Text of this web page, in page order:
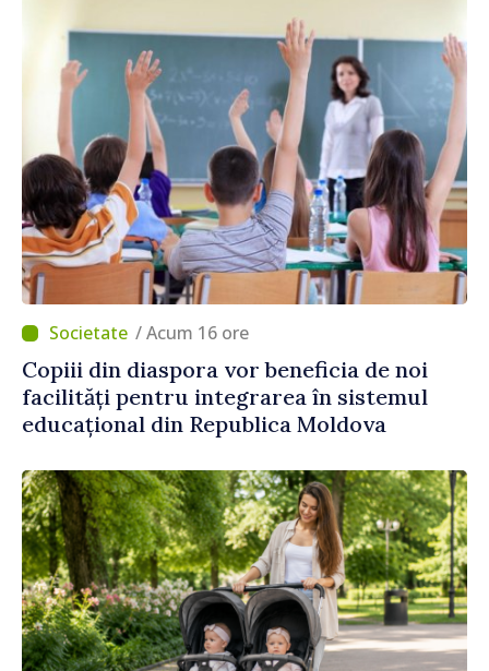
/ Acum 16 ore
Copiii din diaspora vor beneficia de noi
facilități pentru integrarea în sistemul
educațional din Republica Moldova